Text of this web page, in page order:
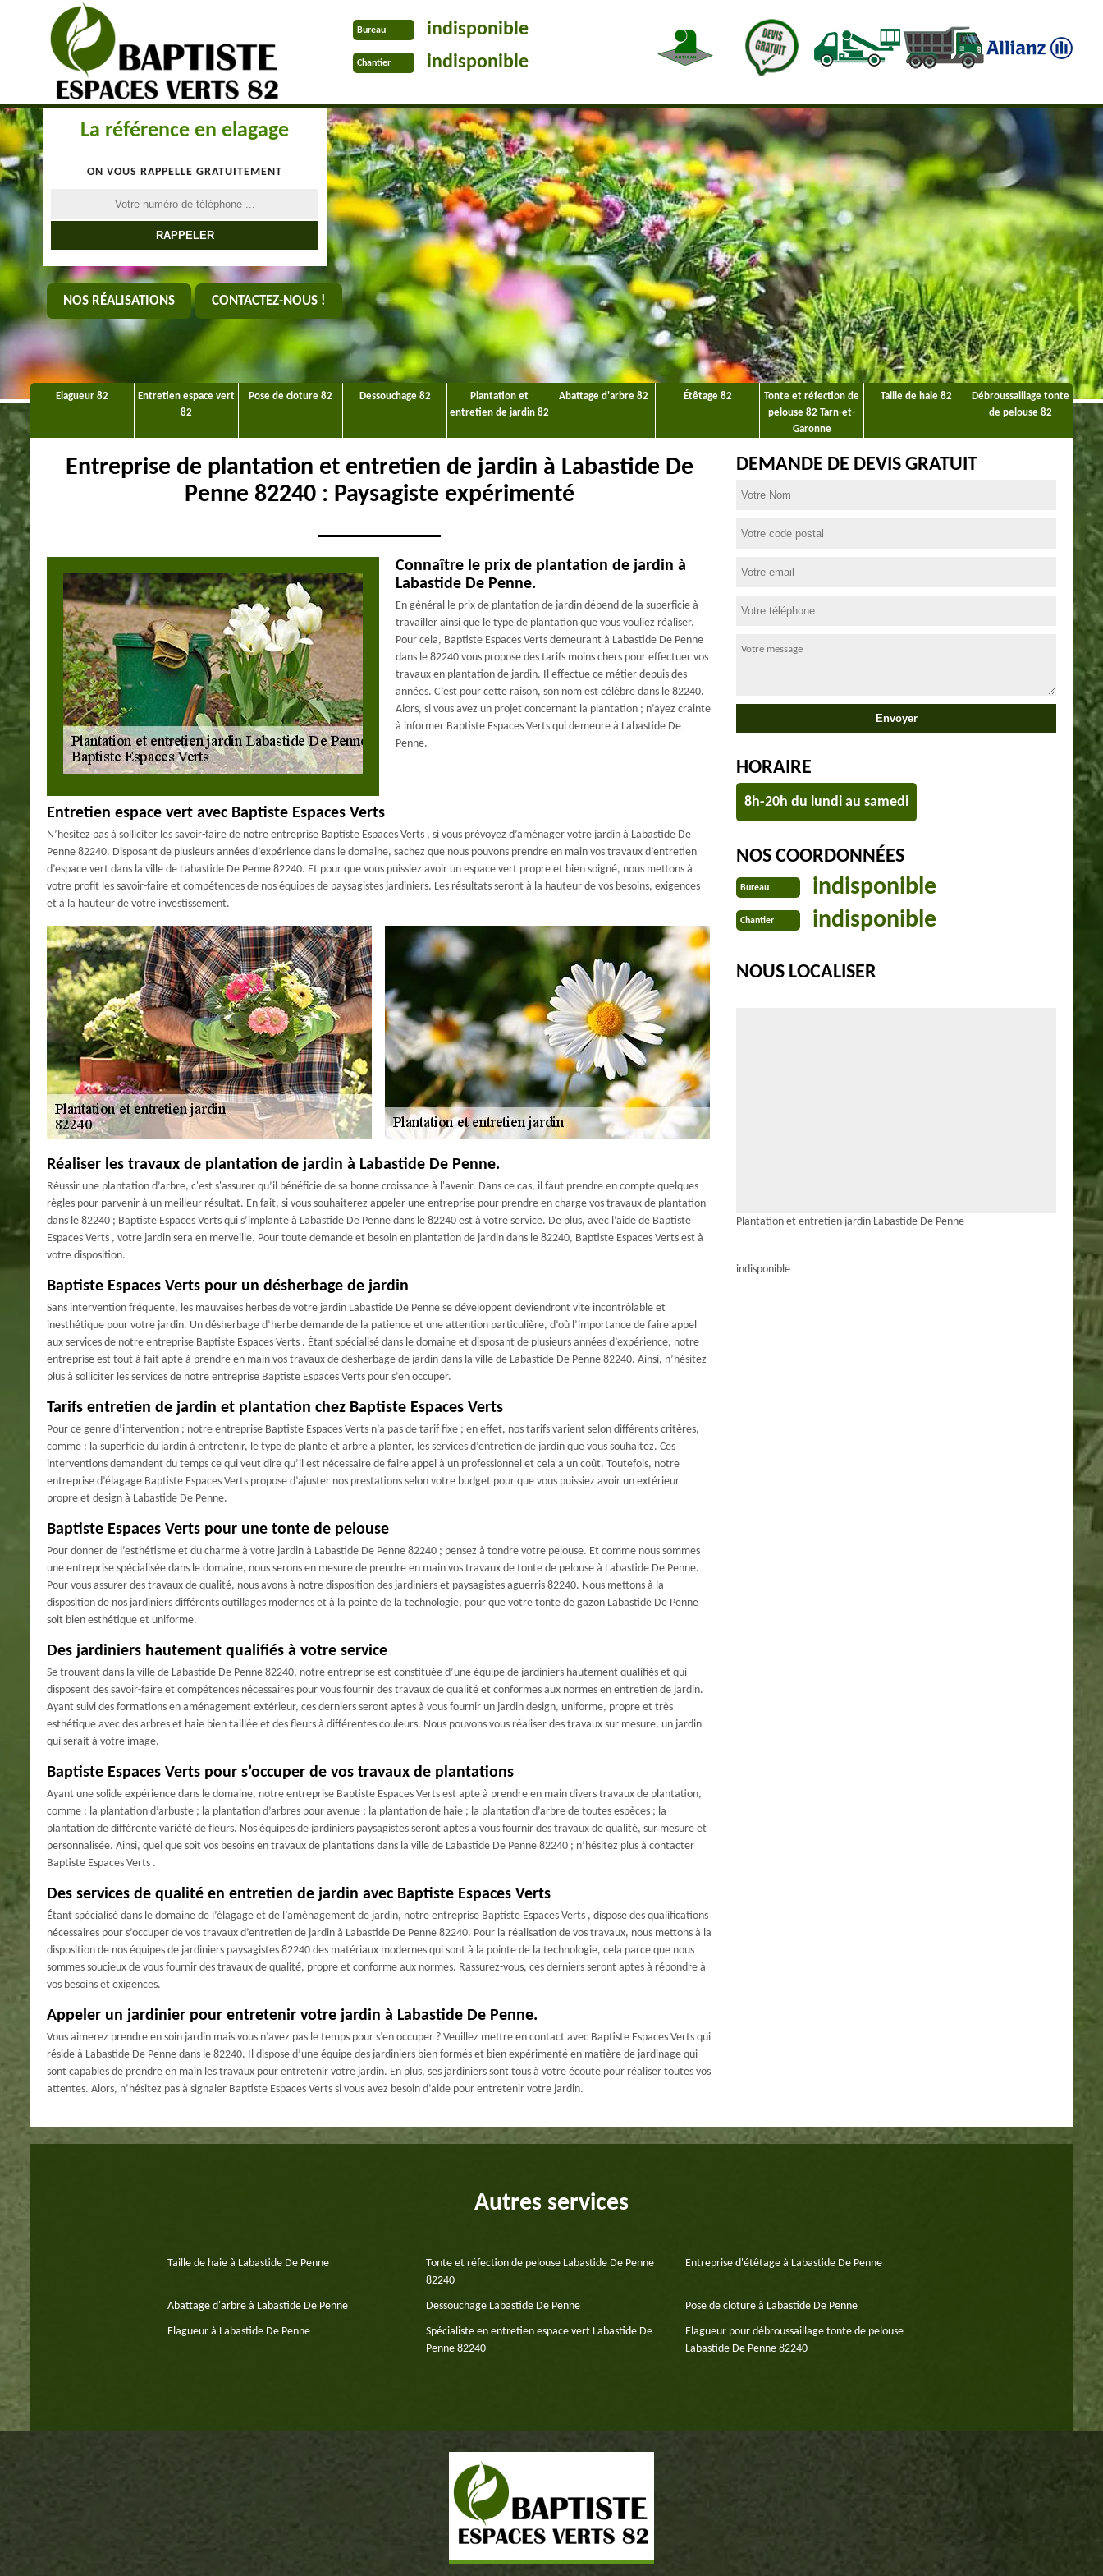
Bureau indisponible
Chantier indisponible
La référence en elagage
ON VOUS RAPPELLE GRATUITEMENT
NOS RÉALISATIONS CONTACTEZ-NOUS !
Elagueur 82
Entretien espace vert
82
Pose de cloture 82 Dessouchage 82
Plantation et
entretien de jardin 82
Abattage d'arbre 82 Étêtage 82
Tonte et réfection de
pelouse 82 Tarn-et-
Garonne
Taille de haie 82
Débroussaillage tonte
de pelouse 82
Entreprise de plantation et entretien de jardin à Labastide De
Penne 82240 : Paysagiste expérimenté
Connaître le prix de plantation de jardin à
Labastide De Penne.
En général le prix de plantation de jardin dépend de la superficie à
travailler ainsi que le type de plantation que vous vouliez réaliser.
Pour cela, Baptiste Espaces Verts demeurant à Labastide De Penne
dans le 82240 vous propose des tarifs moins chers pour effectuer vos
travaux en plantation de jardin. Il effectue ce métier depuis des
années. C’est pour cette raison, son nom est célèbre dans le 82240.
Alors, si vous avez un projet concernant la plantation ; n’ayez crainte
à informer Baptiste Espaces Verts qui demeure à Labastide De
Penne.
Entretien espace vert avec Baptiste Espaces Verts
N’hésitez pas à solliciter les savoir-faire de notre entreprise Baptiste Espaces Verts , si vous prévoyez d’aménager votre jardin à Labastide De
Penne 82240. Disposant de plusieurs années d’expérience dans le domaine, sachez que nous pouvons prendre en main vos travaux d’entretien
d’espace vert dans la ville de Labastide De Penne 82240. Et pour que vous puissiez avoir un espace vert propre et bien soigné, nous mettons à
votre profit les savoir-faire et compétences de nos équipes de paysagistes jardiniers. Les résultats seront à la hauteur de vos besoins, exigences
et à la hauteur de votre investissement.
Réaliser les travaux de plantation de jardin à Labastide De Penne.
Réussir une plantation d’arbre, c'est s'assurer qu’il bénéficie de sa bonne croissance à l'avenir. Dans ce cas, il faut prendre en compte quelques
règles pour parvenir à un meilleur résultat. En fait, si vous souhaiterez appeler une entreprise pour prendre en charge vos travaux de plantation
dans le 82240 ; Baptiste Espaces Verts qui s’implante à Labastide De Penne dans le 82240 est à votre service. De plus, avec l’aide de Baptiste
Espaces Verts , votre jardin sera en merveille. Pour toute demande et besoin en plantation de jardin dans le 82240, Baptiste Espaces Verts est à
votre disposition.
Baptiste Espaces Verts pour un désherbage de jardin
Sans intervention fréquente, les mauvaises herbes de votre jardin Labastide De Penne se développent deviendront vite incontrôlable et
inesthétique pour votre jardin. Un désherbage d’herbe demande de la patience et une attention particulière, d’où l’importance de faire appel
aux services de notre entreprise Baptiste Espaces Verts . Étant spécialisé dans le domaine et disposant de plusieurs années d’expérience, notre
entreprise est tout à fait apte à prendre en main vos travaux de désherbage de jardin dans la ville de Labastide De Penne 82240. Ainsi, n’hésitez
plus à solliciter les services de notre entreprise Baptiste Espaces Verts pour s’en occuper.
Tarifs entretien de jardin et plantation chez Baptiste Espaces Verts
Pour ce genre d’intervention ; notre entreprise Baptiste Espaces Verts n’a pas de tarif fixe ; en effet, nos tarifs varient selon différents critères,
comme : la superficie du jardin à entretenir, le type de plante et arbre à planter, les services d’entretien de jardin que vous souhaitez. Ces
interventions demandent du temps ce qui veut dire qu’il est nécessaire de faire appel à un professionnel et cela a un coût. Toutefois, notre
entreprise d’élagage Baptiste Espaces Verts propose d’ajuster nos prestations selon votre budget pour que vous puissiez avoir un extérieur
propre et design à Labastide De Penne.
Baptiste Espaces Verts pour une tonte de pelouse
Pour donner de l’esthétisme et du charme à votre jardin à Labastide De Penne 82240 ; pensez à tondre votre pelouse. Et comme nous sommes
une entreprise spécialisée dans le domaine, nous serons en mesure de prendre en main vos travaux de tonte de pelouse à Labastide De Penne.
Pour vous assurer des travaux de qualité, nous avons à notre disposition des jardiniers et paysagistes aguerris 82240. Nous mettons à la
disposition de nos jardiniers différents outillages modernes et à la pointe de la technologie, pour que votre tonte de gazon Labastide De Penne
soit bien esthétique et uniforme.
Des jardiniers hautement qualifiés à votre service
Se trouvant dans la ville de Labastide De Penne 82240, notre entreprise est constituée d’une équipe de jardiniers hautement qualifiés et qui
disposent des savoir-faire et compétences nécessaires pour vous fournir des travaux de qualité et conformes aux normes en entretien de jardin.
Ayant suivi des formations en aménagement extérieur, ces derniers seront aptes à vous fournir un jardin design, uniforme, propre et très
esthétique avec des arbres et haie bien taillée et des fleurs à différentes couleurs. Nous pouvons vous réaliser des travaux sur mesure, un jardin
qui serait à votre image.
Baptiste Espaces Verts pour s’occuper de vos travaux de plantations
Ayant une solide expérience dans le domaine, notre entreprise Baptiste Espaces Verts est apte à prendre en main divers travaux de plantation,
comme : la plantation d’arbuste ; la plantation d’arbres pour avenue ; la plantation de haie ; la plantation d’arbre de toutes espèces ; la
plantation de différente variété de fleurs. Nos équipes de jardiniers paysagistes seront aptes à vous fournir des travaux de qualité, sur mesure et
personnalisée. Ainsi, quel que soit vos besoins en travaux de plantations dans la ville de Labastide De Penne 82240 ; n’hésitez plus à contacter
Baptiste Espaces Verts .
Des services de qualité en entretien de jardin avec Baptiste Espaces Verts
Étant spécialisé dans le domaine de l’élagage et de l’aménagement de jardin, notre entreprise Baptiste Espaces Verts , dispose des qualifications
nécessaires pour s’occuper de vos travaux d’entretien de jardin à Labastide De Penne 82240. Pour la réalisation de vos travaux, nous mettons à la
disposition de nos équipes de jardiniers paysagistes 82240 des matériaux modernes qui sont à la pointe de la technologie, cela parce que nous
sommes soucieux de vous fournir des travaux de qualité, propre et conforme aux normes. Rassurez-vous, ces derniers seront aptes à répondre à
vos besoins et exigences.
Appeler un jardinier pour entretenir votre jardin à Labastide De Penne.
Vous aimerez prendre en soin jardin mais vous n’avez pas le temps pour s’en occuper ? Veuillez mettre en contact avec Baptiste Espaces Verts qui
réside à Labastide De Penne dans le 82240. Il dispose d’une équipe des jardiniers bien formés et bien expérimenté en matière de jardinage qui
sont capables de prendre en main les travaux pour entretenir votre jardin. En plus, ses jardiniers sont tous à votre écoute pour réaliser toutes vos
attentes. Alors, n’hésitez pas à signaler Baptiste Espaces Verts si vous avez besoin d’aide pour entretenir votre jardin.
DEMANDE DE DEVIS GRATUIT
HORAIRE
8h-20h du lundi au samedi
NOS COORDONNÉES
Bureau indisponible
Chantier indisponible
NOUS LOCALISER
Plantation et entretien jardin Labastide De Penne
indisponible
Autres services
Taille de haie à Labastide De Penne
Tonte et réfection de pelouse Labastide De Penne
82240
Entreprise d'étêtage à Labastide De Penne
Abattage d'arbre à Labastide De Penne Dessouchage Labastide De Penne Pose de cloture à Labastide De Penne
Elagueur à Labastide De Penne
Spécialiste en entretien espace vert Labastide De
Penne 82240
Elagueur pour débroussaillage tonte de pelouse
Labastide De Penne 82240